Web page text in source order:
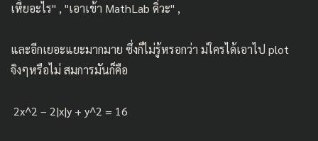
เหี้ยอะไร" , "เอาเข้า MathLab ดิ่วะ" ,
และอีกเยอะแยะมากมาย ซึ่งก็ไม่รู้หรอกว่า ม่ใครได้เอาไป plot
จิงๆหรือไม่ สมการมันก็คือ
2x^2 – 2|x|y + y^2 = 16